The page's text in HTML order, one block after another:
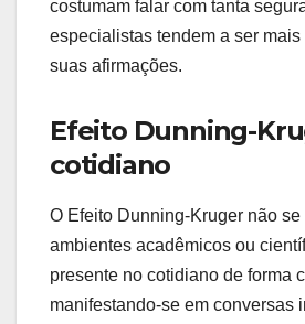
costumam falar com tanta
especialistas tendem a ser
suas afirmações.
Efeito Dunning-
cotidiano
O Efeito Dunning-Kruger não se
ambientes acadêmicos ou
presente no cotidiano de forma
manifestando-se em conversas